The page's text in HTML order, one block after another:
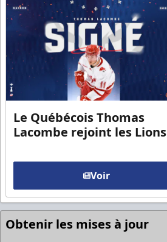
Le Québécois Thomas
Lacombe rejoint les Lions
Voir
Obtenir les mises à jour